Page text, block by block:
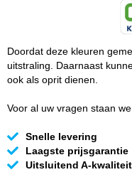
Doordat deze kleuren
uitstraling. Daarnaast
ook als oprit dienen.
Voor al uw vragen staan
Snelle levering
Laagste prijsgarantie
Uitsluitend A-kwaliteit